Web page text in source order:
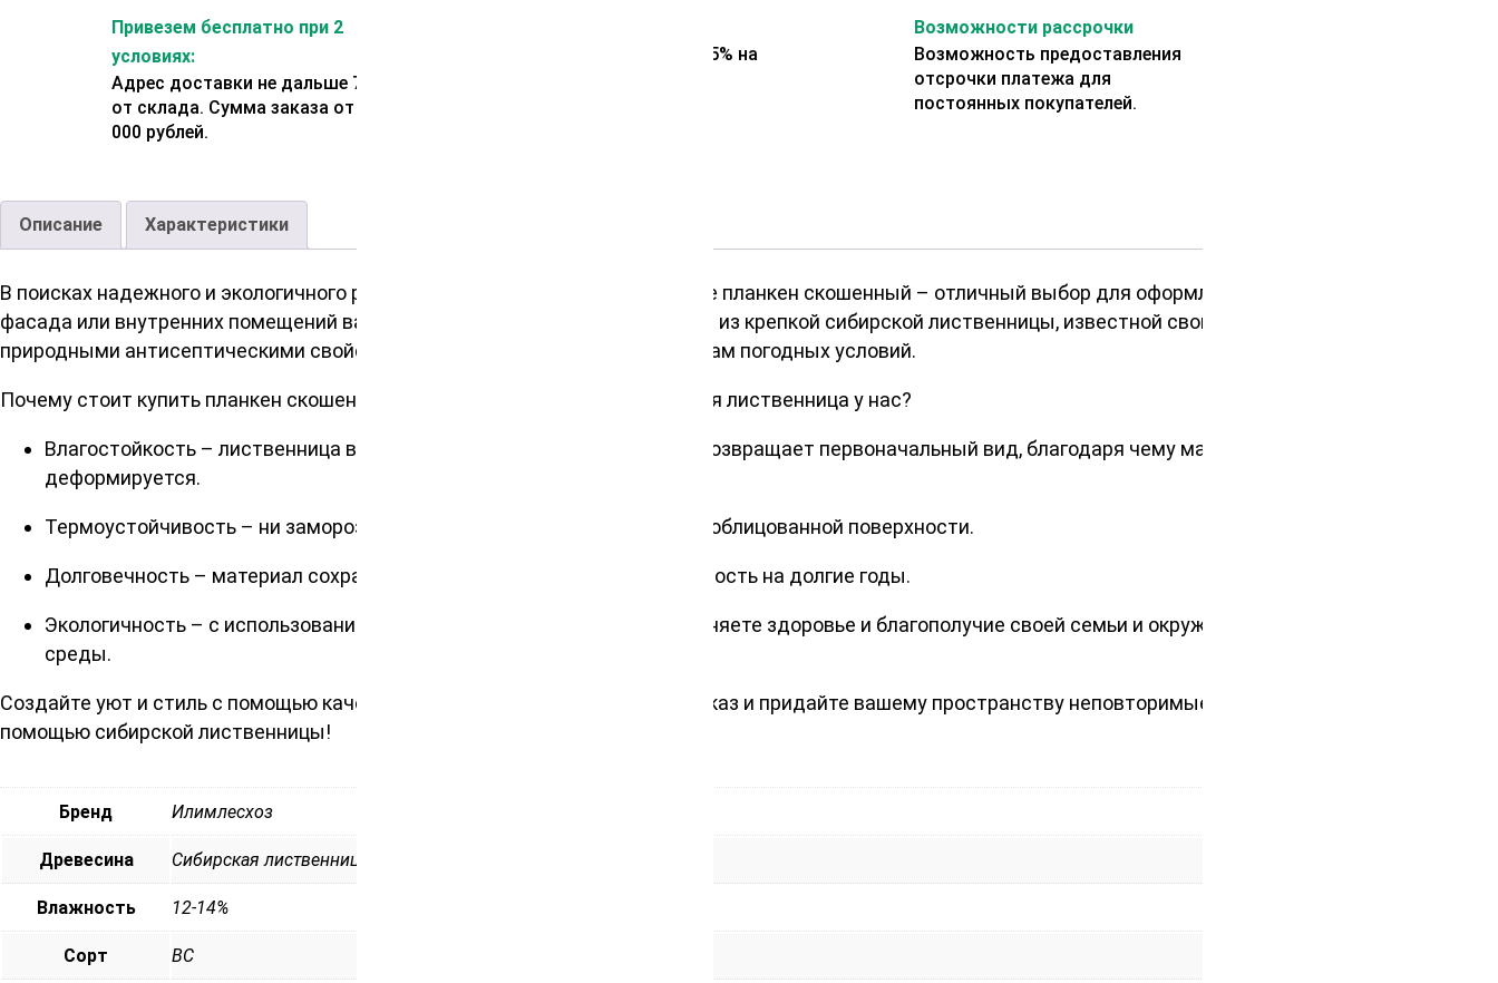
Привезем бесплатно при 2
условиях:
Адрес доставки не дальше 70 км
от склада. Сумма заказа от 200
000 рублей.
Представляем скидку 5% на
Возможности рассрочки
Возможность предоставления
отсрочки платежа для
постоянных покупателей.
Описание Характеристики
В поисках надежного и экологичного решения для облицовки? Рассмотрите планкен скошенный – отличный выбор для оформления забора,
фасада или внутренних помещений вашего дома. Этот материал выполнен из крепкой сибирской лиственницы, известной своими
природными антисептическими свойствами и устойчивостью ко всем видам погодных условий.
Почему стоит купить планкен скошенный сорт ВС 20х90х4000мм, сибирская лиственница у нас?
Влагостойкость – лиственница впитывает влагу и после высыхания возвращает первоначальный вид, благодаря чему материал не
деформируется.
Термоустойчивость – ни заморозки, ни летний зной не нанесут вреда облицованной поверхности.
Долговечность – материал сохранит свою привлекательность и прочность на долгие годы.
Экологичность – с использованием натуральной древесины вы сохраняете здоровье и благополучие своей семьи и окружающей
среды.
Создайте уют и стиль с помощью качественных материалов. Оформите заказ и придайте вашему пространству неповторимые черты с
помощью сибирской лиственницы!
Бренд Илимлесхоз
Древесина Сибирская лиственница
Влажность 12-14%
Сорт ВС